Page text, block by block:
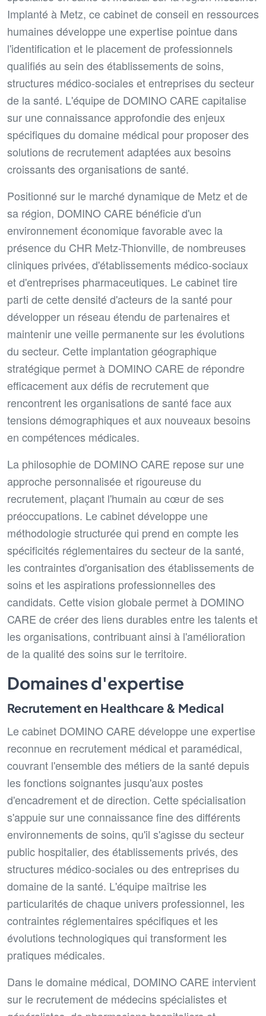
Implanté à Metz, ce cabinet de conseil en ressources
humaines développe une expertise pointue dans
l'identification et le placement de professionnels
qualifiés au sein des établissements de soins,
structures médico-sociales et entreprises du secteur
de la santé. L'équipe de DOMINO CARE capitalise
sur une connaissance approfondie des enjeux
spécifiques du domaine médical pour proposer des
solutions de recrutement adaptées aux besoins
croissants des organisations de santé.
Positionné sur le marché dynamique de Metz et de
sa région, DOMINO CARE bénéficie d'un
environnement économique favorable avec la
présence du CHR Metz-Thionville, de nombreuses
cliniques privées, d'établissements médico-sociaux
et d'entreprises pharmaceutiques. Le cabinet tire
parti de cette densité d'acteurs de la santé pour
développer un réseau étendu de partenaires et
maintenir une veille permanente sur les évolutions
du secteur. Cette implantation géographique
stratégique permet à DOMINO CARE de répondre
efficacement aux défis de recrutement que
rencontrent les organisations de santé face aux
tensions démographiques et aux nouveaux besoins
en compétences médicales.
La philosophie de DOMINO CARE repose sur une
approche personnalisée et rigoureuse du
recrutement, plaçant l'humain au cœur de ses
préoccupations. Le cabinet développe une
méthodologie structurée qui prend en compte les
spécificités réglementaires du secteur de la santé,
les contraintes d'organisation des établissements de
soins et les aspirations professionnelles des
candidats. Cette vision globale permet à DOMINO
CARE de créer des liens durables entre les talents et
les organisations, contribuant ainsi à l'amélioration
de la qualité des soins sur le territoire.
Domaines d'expertise
Recrutement en Healthcare & Medical
Le cabinet DOMINO CARE développe une expertise
reconnue en recrutement médical et paramédical,
couvrant l'ensemble des métiers de la santé depuis
les fonctions soignantes jusqu'aux postes
d'encadrement et de direction. Cette spécialisation
s'appuie sur une connaissance fine des différents
environnements de soins, qu'il s'agisse du secteur
public hospitalier, des établissements privés, des
structures médico-sociales ou des entreprises du
domaine de la santé. L'équipe maîtrise les
particularités de chaque univers professionnel, les
contraintes réglementaires spécifiques et les
évolutions technologiques qui transforment les
pratiques médicales.
Dans le domaine médical, DOMINO CARE intervient
sur le recrutement de médecins spécialistes et